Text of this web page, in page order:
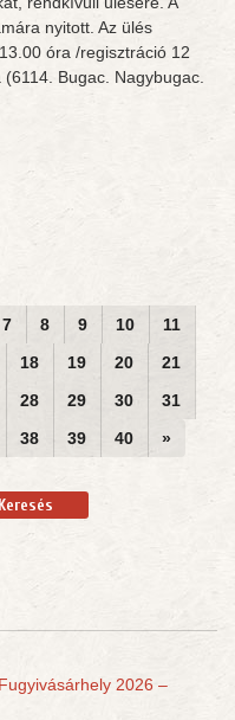
nyitott. Az ülés
óra /regisztráció 12
Bugac. Nagybugac.
7 8 9 10
11
18 19 20
21
28 29 30
31
38 39 40 »
2026 –